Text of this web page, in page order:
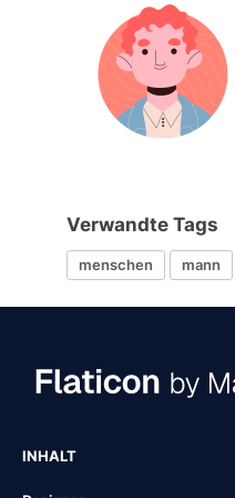
Verwandte Tags
menschen mann
INHALT